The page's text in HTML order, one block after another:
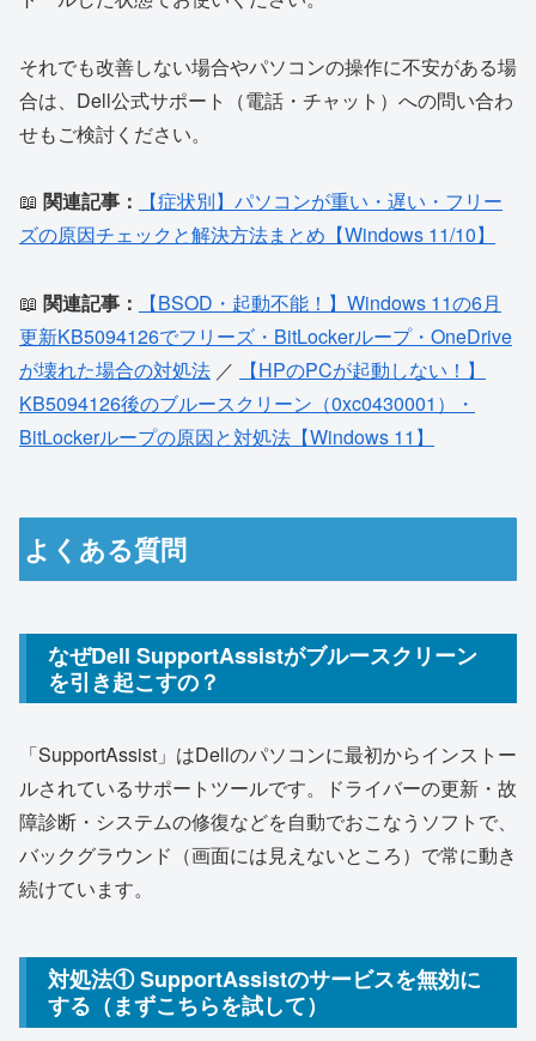
それでも改善しない場合やパソコンの操作に不安がある場
合は、Dell公式サポート（電話・チャット）への問い合わ
せもご検討ください。
📖 関連記事：
【症状別】パソコンが重い・遅い・フリー
ズの原因チェックと解決方法まとめ【Windows 11/10】
📖 関連記事：
【BSOD・起動不能！】Windows 11の6月
更新KB5094126でフリーズ・BitLockerループ・OneDrive
が壊れた場合の対処法 ／
【HPのPCが起動しない！】
KB5094126後のブルースクリーン（0xc0430001）・
BitLockerループの原因と対処法【Windows 11】
よくある質問
なぜDell SupportAssistがブルースクリーン
を引き起こすの？
「SupportAssist」はDellのパソコンに最初からインストー
ルされているサポートツールです。ドライバーの更新・故
障診断・システムの修復などを自動でおこなうソフトで、
バックグラウンド（画面には見えないところ）で常に動き
続けています。
対処法① SupportAssistのサービスを無効に
する（まずこちらを試して）